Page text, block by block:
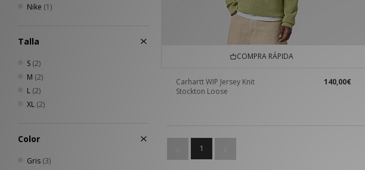
Nike (1)
Talla
S (2)
M (2)
L (2)
XL (2)
Color
Gris (3)
COMPRA RÁPIDA
Carhartt WIP Jersey Knit
Stockton Loose
140,00€
1